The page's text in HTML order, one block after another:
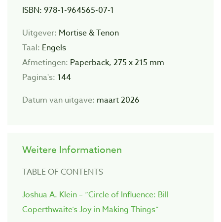
ISBN: 978-1-964565-07-1
Uitgever: Mortise & Tenon
Taal: Engels
Afmetingen: Paperback, 275 x 215 mm
Pagina's: 144
Datum van uitgave: maart 2026
Weitere Informationen
TABLE OF CONTENTS
Joshua A. Klein – “Circle of Influence: Bill
Coperthwaite’s Joy in Making Things”